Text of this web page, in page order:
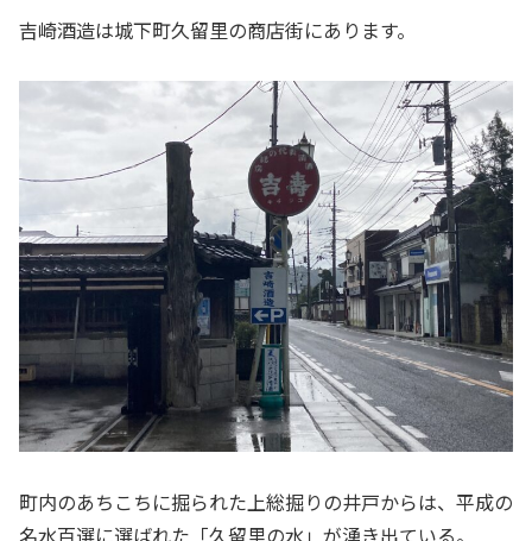
吉崎酒造は城下町久留里の商店街にあります。
町内のあちこちに掘られた上総掘りの井戸からは、平成の